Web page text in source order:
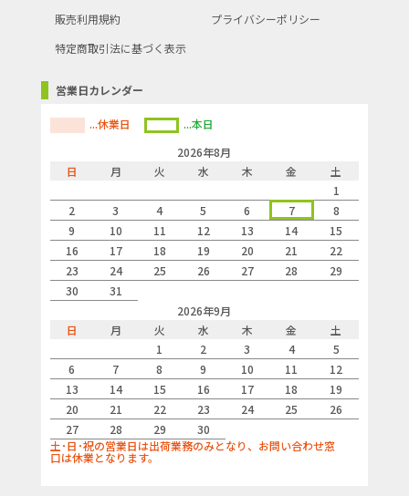
販売利用規約
プライバシーポリシー
特定商取引法に基づく表示
営業日カレンダー
...休業日
...本日
2026年8月
日
月 火 水 木 金
土
1
2
3 4 5 6 7
8
9
10 11 12 13 14
15
16
17 18 19 20 21
22
23
24 25 26 27 28
29
30
31
2026年9月
日
月 火 水 木 金
土
1
2 3 4
5
6
7 8 9 10 11
12
13
14 15 16 17 18
19
20
21 22 23 24 25
26
27
28 29
30
土･日･祝の営業日は出荷業務のみとなり、お問い合わせ窓
口は休業となります。